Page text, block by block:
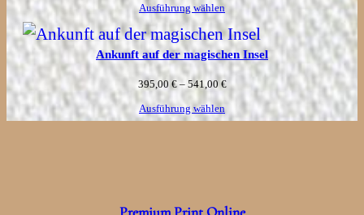
156,00 €
bis
231,00 €
Ausführung wählen
Ankunft auf der magischen Insel
395,00 € – 541,00 €Preisspanne:
395,00 €
Ausführung wählen